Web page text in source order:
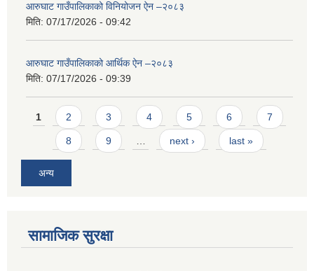
आरुघाट गाउँपालिकाको विनियोजन ऐन –२०८३
मिति: 07/17/2026 - 09:42
आरुघाट गाउँपालिकाको आर्थिक ऐन –२०८३
मिति: 07/17/2026 - 09:39
Pages
1 2 3 4 5 6 7
8 9 next › last »
अन्य
सामाजिक सुरक्षा